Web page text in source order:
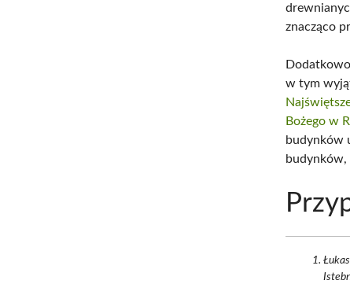
znacząco
w tym
Bożego w
budynków
budynków,